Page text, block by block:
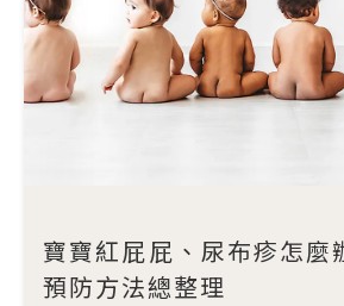
寶寶紅屁屁、尿布疹怎麼
預防方法總整理